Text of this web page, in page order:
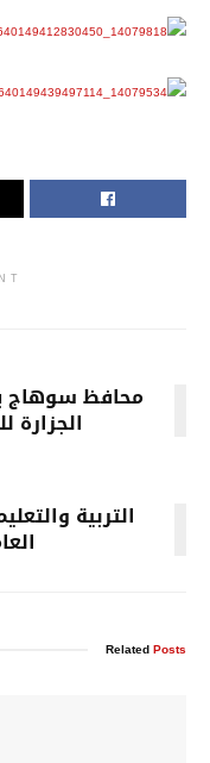
محافظ سوهاج
الجزارة
التربية
RelatedPosts